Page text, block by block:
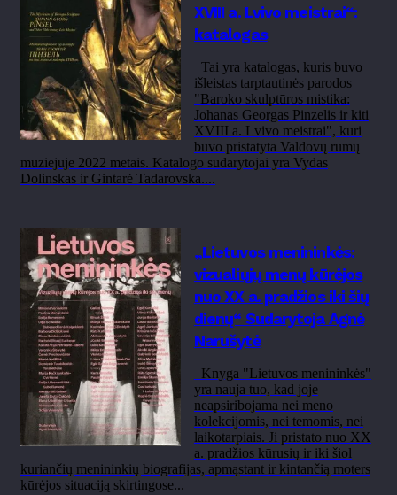
XVIII a. Lvivo meistrai“:
katalogas
Tai yra katalogas, kuris buvo
išleistas tarptautinės parodos
"Baroko skulptūros mistika:
Johanas Georgas Pinzelis ir kiti
XVIII a. Lvivo meistrai", kuri
buvo pristatyta Valdovų rūmų
muziejuje 2022 metais. Katalogo sudarytojai yra Vydas
Dolinskas ir Gintarė Tadarovska....
„Lietuvos menininkės:
vizualiųjų menų kūrėjos
nuo XX a. pradžios iki šių
dienų“ Sudarytoja Agnė
Narušytė
Knyga "Lietuvos menininkės"
yra nauja tuo, kad joje
neapsiribojama nei meno
kolekcijomis, nei temomis, nei
laikotarpiais. Ji pristato nuo XX
a. pradžios kūrusių ir iki šiol
kuriančių menininkių biografijas, apmąstant ir kintančią moters
kūrėjos situaciją skirtingose...